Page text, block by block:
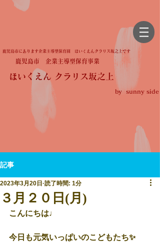
鹿児島市にあります企業主導型保育園 ほいくえんクラリス坂之上です
鹿児島市 企業主導型保育事業
ほいくえん クラリス坂之上
by sunny side
記事
３月２０日(月)
2023年3月20日 読了時間: 1分
こんにちは♩
今日も元気いっぱいのこどもたち✨